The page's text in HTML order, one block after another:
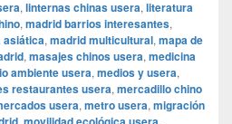
, linternas chinas usera, literatura
, madrid barrios interesantes,
asiática, madrid multicultural, mapa de
, masajes chinos usera, medicina
ambiente usera, medios y usera,
restaurantes usera, mercadillo chino
usera, metro usera, migración